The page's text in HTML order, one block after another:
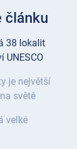
článku
38 lokalit
UNESCO
je největší
světě
velké